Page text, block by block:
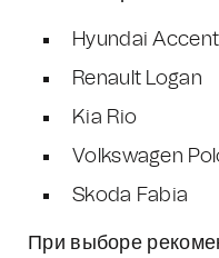
Hyundai Accent
Renault Logan
Kia Rio
Volkswagen
Skoda Fabia
При выборе